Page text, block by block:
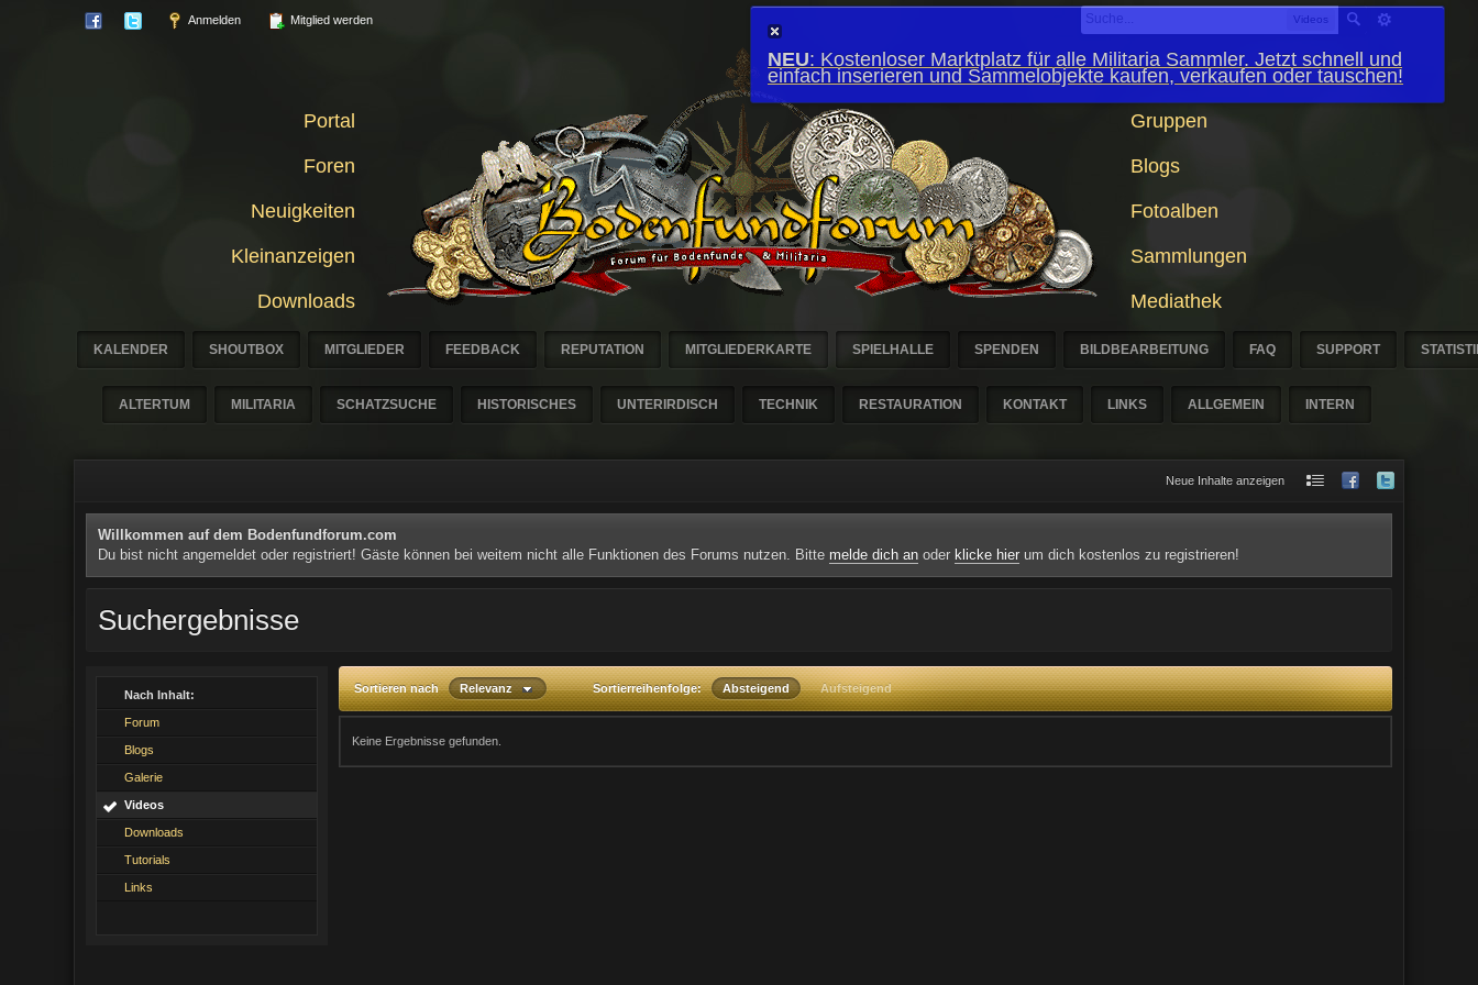
Videos
Anmelden Mitglied werden
Portal
Foren
Neuigkeiten
Kleinanzeigen
Downloads
Gruppen
Blogs
Fotoalben
Sammlungen
Mediathek
KALENDER SHOUTBOX MITGLIEDER FEEDBACK REPUTATION MITGLIEDERKARTE SPIELHALLE SPENDEN BILDBEARBEITUNG FAQ SUPPORT
ALTERTUM MILITARIA SCHATZSUCHE HISTORISCHES UNTERIRDISCH TECHNIK RESTAURATION KONTAKT LINKS ALLGEMEIN INTERN
Neue Inhalte anzeigen
NEU: Kostenloser Marktplatz für alle Militaria Sammler. Jetzt schnell und
einfach inserieren und Sammelobjekte kaufen, verkaufen oder tauschen!
Willkommen auf dem Bodenfundforum.com
Du bist nicht angemeldet oder registriert! Gäste können bei weitem nicht alle Funktionen des Forums nutzen. Bitte melde dich an oder klicke hier um dich kostenlos zu registrieren!
Suchergebnisse
Nach Inhalt:
Forum
Blogs
Galerie
Videos
Downloads
Tutorials
Links
Sortieren nach Relevanz Sortierreihenfolge: Absteigend Aufsteigend
Keine Ergebnisse gefunden.